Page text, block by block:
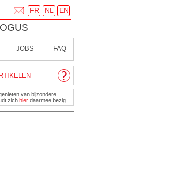
FR NL EN
JOBS FAQ
van bijzondere
zich hier daarmee bezig.